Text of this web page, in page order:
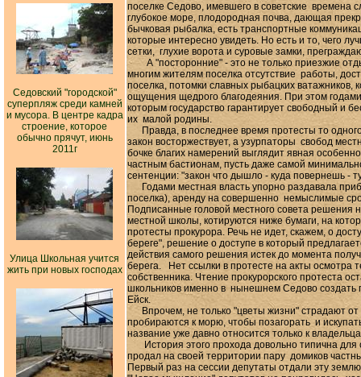
Седовский "городской"
суперпляж среди камней
и мусора. В центре кадра
строение, которое
обычно прячут, июнь
2011г
Улица Школьная учится
жить при новых господах
поселке Седово, имевшего в советские времена
глубокое море, плодородная почва, дающая
бычковая рыбалка, есть транспортные
которые интересно увидеть. Но есть и то, чего
сетки, глухие ворота и суровые замки,
А "посторонние" - это не только приезжие
многим жителям поселка отсутствие работы,
поселка, потомки славных рыбацких
ощущения щедрого благодеяния. При этом
которым государство гарантирует свободный и
их малой родины.
Правда, в последнее время протесты то
закон восторжествует, а узурпаторы свобод
бочке благих намерений выглядит явная
частным бастионам, пусть даже самой
сентенции: "закон что дышло - куда повернешь -
Годами местная власть упорно раздавала
поселка), аренду на совершенно немыслимые
Подписанные головой местного совета решения
местной школы, котируются ниже бумаги, на
протесты прокурора. Речь не идет, скажем, о
береге", решение о доступе в который
действия самого решения истек до момента
берега. Нет ссылки в протесте на акты осмотра
собственника. Чтение прокурорского протеста
школьников именно в нынешнем Седово создать
Ейск.
Впрочем, не только "цветы жизни" страдают от
пробираются к морю, чтобы позагорать и
название уже давно относится только к
История этого прохода довольно типична для
продал на своей территории пару домиков
Первый раз на сессии депутаты отдали эту